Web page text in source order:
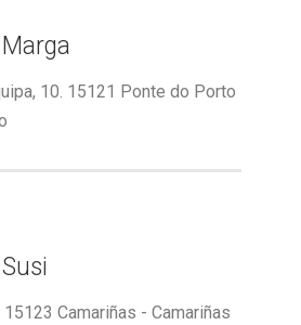
10. 15121 Ponte do Porto
15123 Camariñas - Camariñas